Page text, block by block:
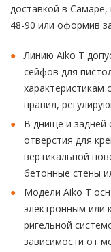
доставкой в
48-90 или оформив
Линию Aiko T
сейфов для
характеристикам
правил,
В днище и задней
отверстия для
вертикальной
бетонные стены
Модели Aiko T
электронным или
ригельной
зависимости от